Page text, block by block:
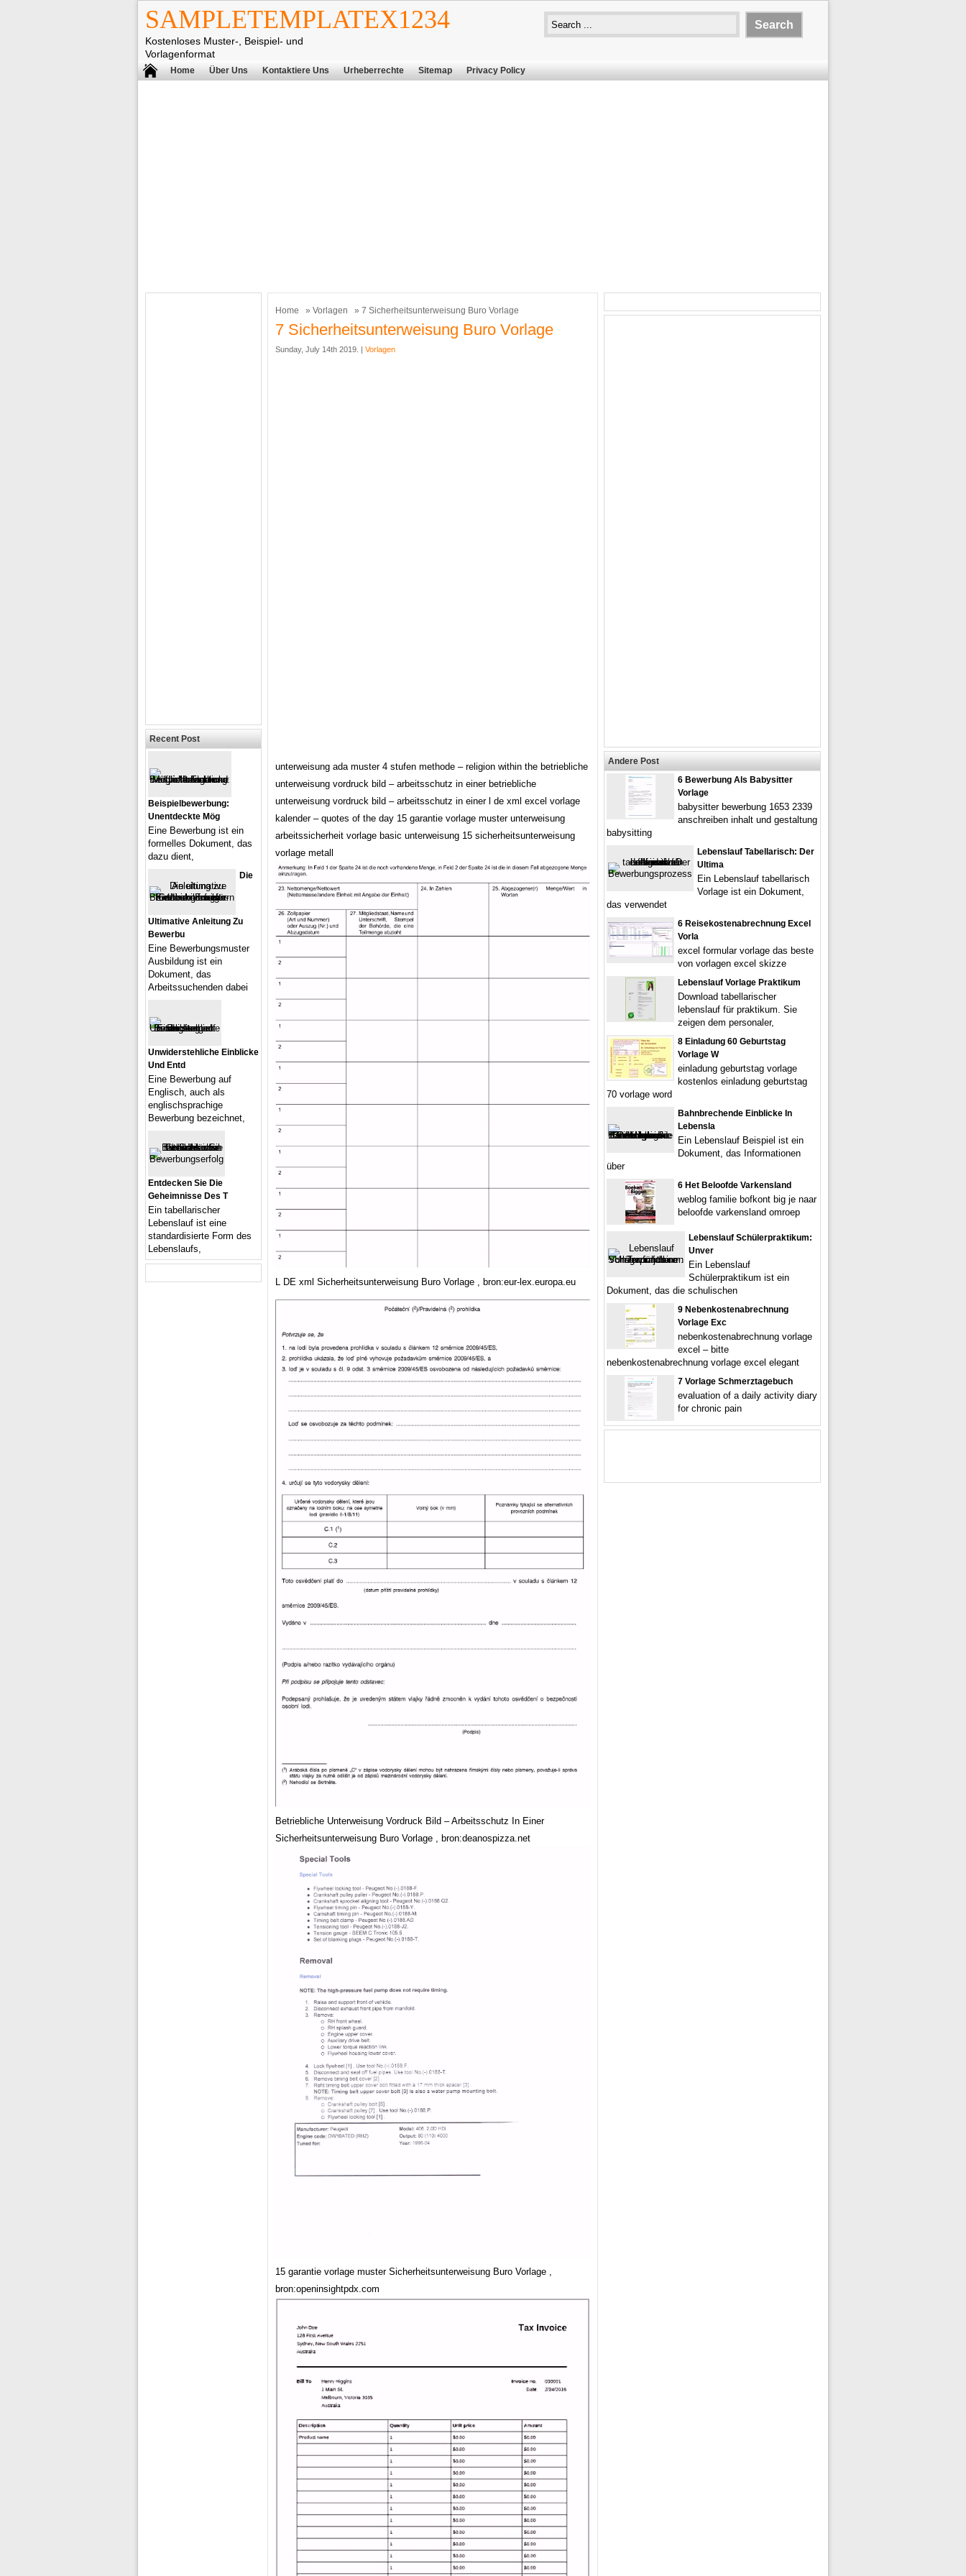
SAMPLETEMPLATEX1234
Kostenloses Muster-, Beispiel- und
Vorlagenformat
Home Über Uns Kontaktiere Uns Urheberrechte Sitemap Privacy Policy
Home » Vorlagen » 7 Sicherheitsunterweisung Buro Vorlage
7 Sicherheitsunterweisung Buro Vorlage
Sunday, July 14th 2019. | Vorlagen
unterweisung ada muster 4 stufen methode – religion within the betriebliche
unterweisung vordruck bild – arbeitsschutz in einer betriebliche
unterweisung vordruck bild – arbeitsschutz in einer l de xml excel vorlage
kalender – quotes of the day 15 garantie vorlage muster unterweisung
arbeitssicherheit vorlage basic unterweisung 15 sicherheitsunterweisung
vorlage metall
L DE xml Sicherheitsunterweisung Buro Vorlage , bron:eur-lex.europa.eu
Betriebliche Unterweisung Vordruck Bild – Arbeitsschutz In Einer
Sicherheitsunterweisung Buro Vorlage , bron:deanospizza.net
15 garantie vorlage muster Sicherheitsunterweisung Buro Vorlage ,
bron:openinsightpdx.com
Recent Post
Beispielbewerbung:
Unentdeckte Mög
Eine Bewerbung ist ein
formelles Dokument, das
dazu dient,
Die
Ultimative Anleitung Zu
Bewerbu
Eine Bewerbungsmuster
Ausbildung ist ein
Dokument, das
Arbeitssuchenden dabei
Unwiderstehliche Einblicke
Und Entd
Eine Bewerbung auf
Englisch, auch als
englischsprachige
Bewerbung bezeichnet,
Entdecken Sie Die
Geheimnisse Des T
Ein tabellarischer
Lebenslauf ist eine
standardisierte Form des
Lebenslaufs,
Andere Post
6 Bewerbung Als Babysitter
Vorlage
babysitter bewerbung 1653 2339
anschreiben inhalt und gestaltung
babysitting
Lebenslauf Tabellarisch: Der
Ultima
Ein Lebenslauf tabellarisch
Vorlage ist ein Dokument,
das verwendet
6 Reisekostenabrechnung Excel
Vorla
excel formular vorlage das beste
von vorlagen excel skizze
Lebenslauf Vorlage Praktikum
Download tabellarischer
lebenslauf für praktikum. Sie
zeigen dem personaler,
8 Einladung 60 Geburtstag
Vorlage W
einladung geburtstag vorlage
kostenlos einladung geburtstag
70 vorlage word
Bahnbrechende Einblicke In
Lebensla
Ein Lebenslauf Beispiel ist ein
Dokument, das Informationen
über
6 Het Beloofde Varkensland
weblog familie bofkont big je naar
beloofde varkensland omroep
Lebenslauf Schülerpraktikum:
Unver
Ein Lebenslauf
Schülerpraktikum ist ein
Dokument, das die schulischen
9 Nebenkostenabrechnung
Vorlage Exc
nebenkostenabrechnung vorlage
excel – bitte
nebenkostenabrechnung vorlage excel elegant
7 Vorlage Schmerztagebuch
evaluation of a daily activity diary
for chronic pain